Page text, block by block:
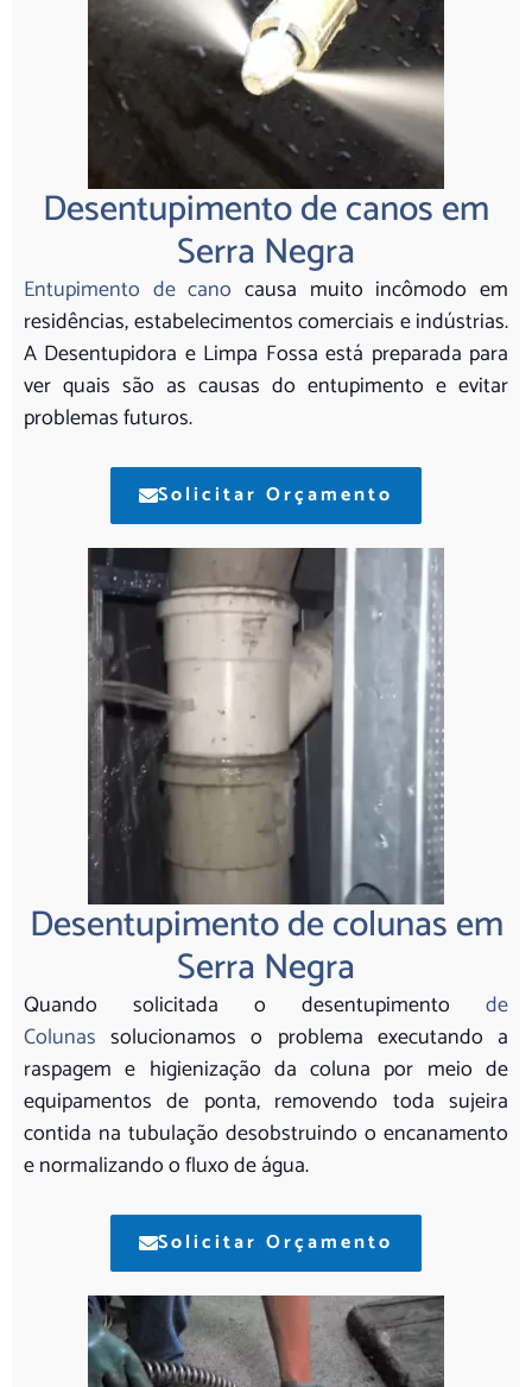
Desentupimento de canos em
Serra Negra
Entupimento de cano causa muito incômodo em
residências, estabelecimentos comerciais e indústrias.
A Desentupidora e Limpa Fossa está preparada para
ver quais são as causas do entupimento e evitar
problemas futuros.
Solicitar Orçamento
Desentupimento de colunas em
Serra Negra
Quando solicitada o desentupimento de
Colunas solucionamos o problema executando a
raspagem e higienização da coluna por meio de
equipamentos de ponta, removendo toda sujeira
contida na tubulação desobstruindo o encanamento
e normalizando o fluxo de água.
Solicitar Orçamento